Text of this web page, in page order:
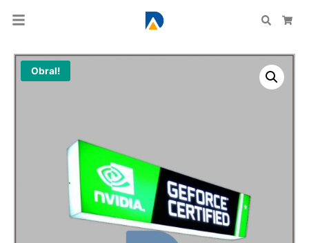
Search
Obral!